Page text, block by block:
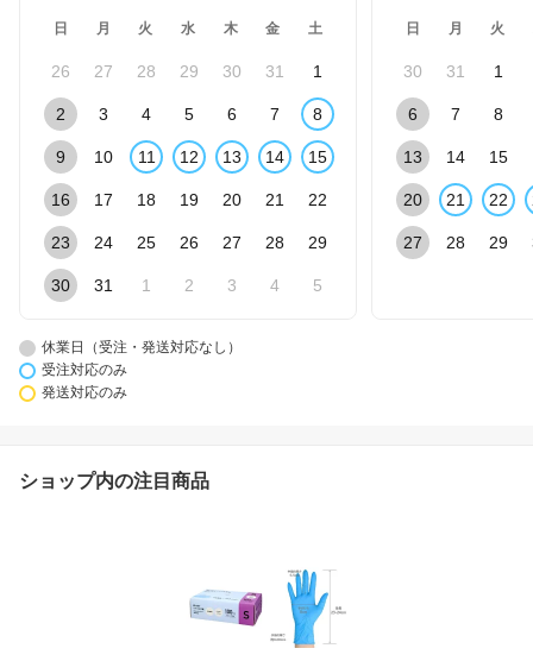
日 月 火 水 木 金 土
26 27 28 29 30 31 1
2 3 4 5 6 7 8
9 10 11 12 13 14 15
16 17 18 19 20 21 22
23 24 25 26 27 28 29
30 31 1 2 3 4 5
日 月 火
30 31 1
6 7 8
13 14 15
20 21 22
27 28 29
休業日（受注・発送対応なし）
受注対応のみ
発送対応のみ
ショップ内の注目商品